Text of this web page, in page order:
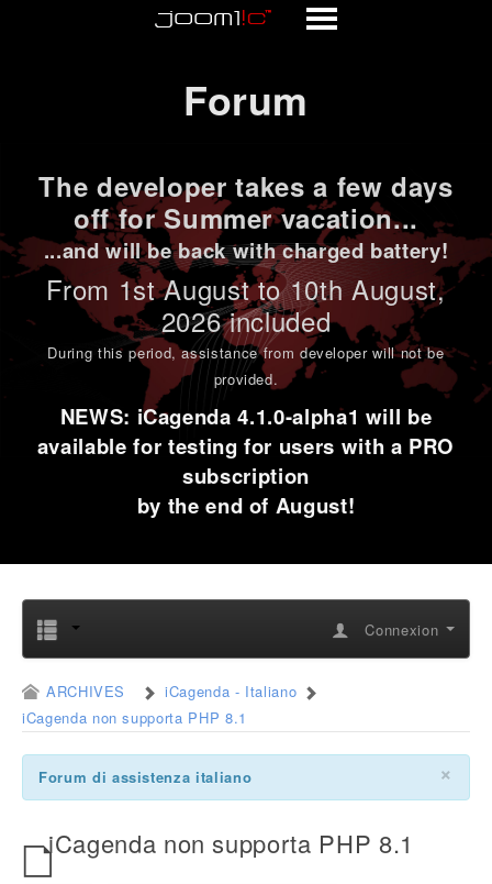
Forum
The developer takes a few days
off for Summer vacation...
...and will be back with charged battery!
From 1stAugust to 10th August,
2026 included
During this period,assistance from developer will not be
provided.
NEWS: iCagenda 4.1.0-alpha1 will be
available for testing for users with a PRO
subscription
by the end of August!
Connexion
ARCHIVES
iCagenda - Italiano
iCagenda non supporta PHP 8.1
×
Forum di assistenza italiano
iCagenda non supporta PHP 8.1